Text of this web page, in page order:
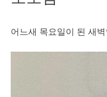
어느새 목요일이 된 새